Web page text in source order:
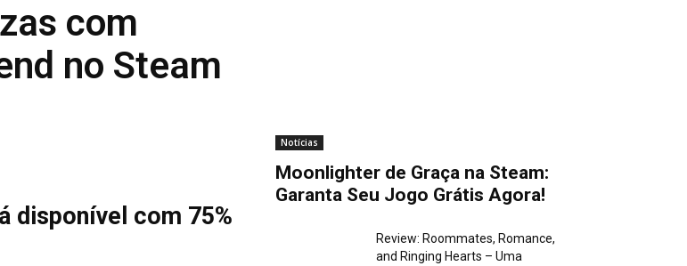
com
no Steam
disponível com 75%
Notícias
Moonlighter de Graça na Steam:
Garanta Seu Jogo Grátis Agora!
Review: Roommates, Romance,
and Ringing Hearts – Uma